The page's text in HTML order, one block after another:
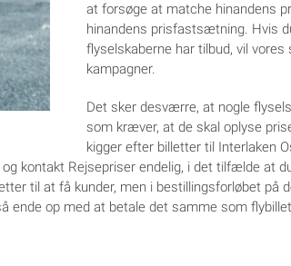
at forsøge at matche hinandens
hinandens prisfastsætning. Hvis
flyselskaberne har tilbud, vil
kampagner.
Det sker desværre, at nogle
som kræver, at de skal oplyse
kigger efter billetter til Interlaken
kontakt Rejsepriser endelig, i det tilfælde at
til at få kunder, men i bestillingsforløbet på
ende op med at betale det samme som